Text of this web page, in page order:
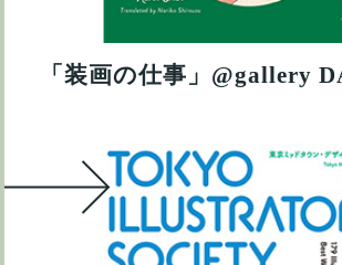
「装画の仕事」@gallery